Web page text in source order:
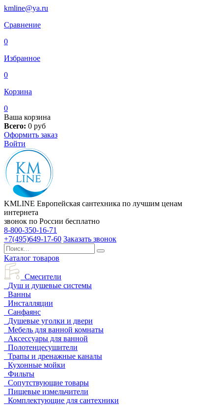
kmline@ya.ru
Сравнение
0
Избранное
0
Корзина
0
Ваша корзина
Всего: 0 руб
Оформить заказ
Войти
KMLINE Европейская сантехника по лучшим ценам
интернета
звонок по России бесплатно
8-800-350-16-71
+7(495)649-17-60 Заказать звонок
Каталог товаров
Смесители
Душ и душевые системы
Ванны
Инсталляции
Санфаянс
Душевые уголки и двери
Мебель для ванной комнаты
Аксессуары для ванной
Полотенцесушители
Трапы и дренажные каналы
Кухонные мойки
Фильты
Сопутствующие товары
Пищевые измельчители
Комплектующие для сантехники